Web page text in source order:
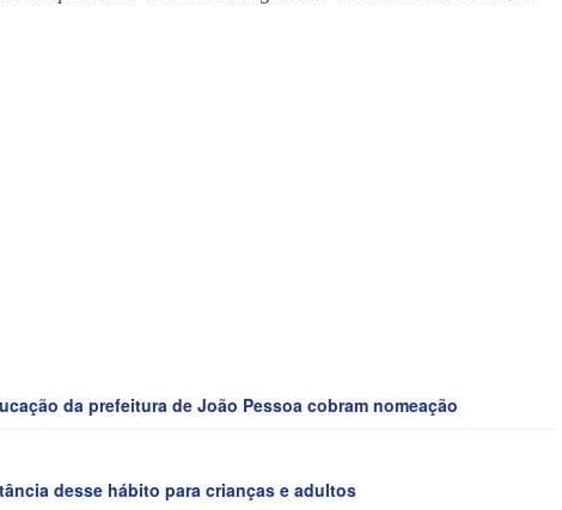
da prefeitura de João Pessoa cobram nomeação
desse hábito para crianças e adultos